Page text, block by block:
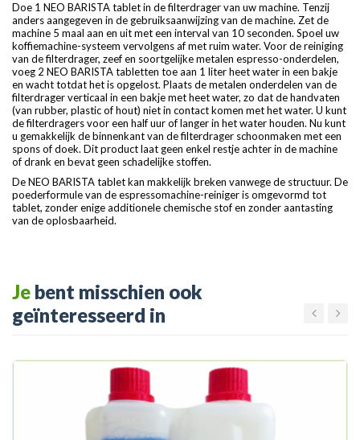
Doe 1 NEO BARISTA tablet in de filterdrager van uw machine. Tenzij
anders aangegeven in de gebruiksaanwijzing van de machine. Zet de
machine 5 maal aan en uit met een interval van 10 seconden. Spoel uw
koffiemachine-systeem vervolgens af met ruim water. Voor de reiniging
van de filterdrager, zeef en soortgelijke metalen espresso-onderdelen,
voeg 2 NEO BARISTA tabletten toe aan 1 liter heet water in een bakje
en wacht totdat het is opgelost. Plaats de metalen onderdelen van de
filterdrager verticaal in een bakje met heet water, zo dat de handvaten
(van rubber, plastic of hout) niet in contact komen met het water. U kunt
de filterdragers voor een half uur of langer in het water houden. Nu kunt
u gemakkelijk de binnenkant van de filterdrager schoonmaken met een
spons of doek. Dit product laat geen enkel restje achter in de machine
of drank en bevat geen schadelijke stoffen.
De NEO BARISTA tablet kan makkelijk breken vanwege de structuur. De
poederformule van de espressomachine-reiniger is omgevormd tot
tablet, zonder enige additionele chemische stof en zonder aantasting
van de oplosbaarheid.
Je bent misschien ook
geïnteresseerd in